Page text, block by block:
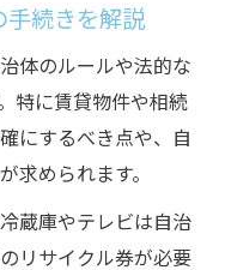
続きを解説
体のルールや法的な
特に賃貸物件や相続
にするべき点や、自
求められます。
蔵庫やテレビは自治
リサイクル券が必要